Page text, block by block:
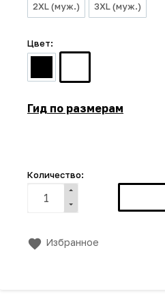
2XL (муж.) 3XL (муж.)
Цвет:
Гид по размерам
Количество:
Избранное